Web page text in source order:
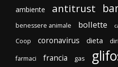
ambiente antitrust
benessere animale bollette
Coop coronavirus dieta
farmaci francia gas